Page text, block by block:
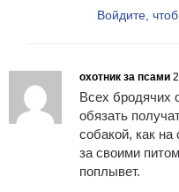
Войдите,
охотник за псами
Всех бродячих
обязать
собакой, как
за своими
поплывет.